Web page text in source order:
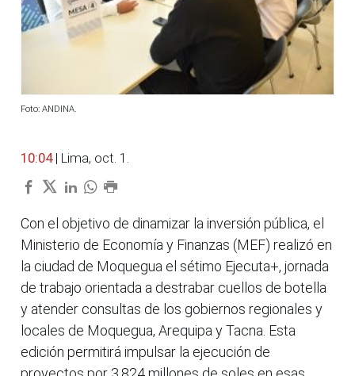
Foto: ANDINA.
10:04 | Lima, oct. 1.
Con el objetivo de dinamizar la inversión pública, el
Ministerio de Economía y Finanzas (MEF) realizó en
la ciudad de Moquegua el sétimo Ejecuta+, jornada
de trabajo orientada a destrabar cuellos de botella
y atender consultas de los gobiernos regionales y
locales de Moquegua, Arequipa y Tacna. Esta
edición permitirá impulsar la ejecución de